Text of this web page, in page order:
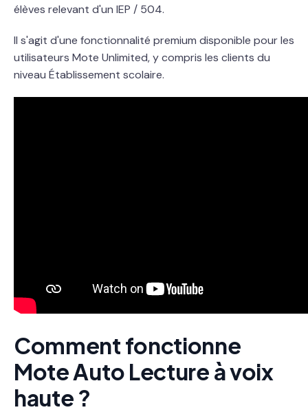
élèves relevant d'un IEP / 504.
Il s'agit d'une fonctionnalité premium disponible pour les
utilisateurs Mote Unlimited, y compris les clients du
niveau Établissement scolaire.
Comment fonctionne
Mote Auto Lecture à voix
haute ?